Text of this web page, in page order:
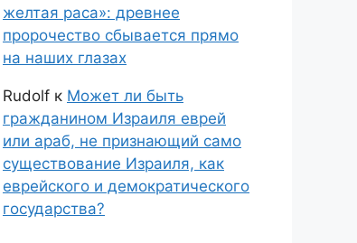
желтая раса»: древнее
пророчество сбывается прямо
на наших глазах
Rudolf к Может ли быть
гражданином Израиля еврей
или араб, не признающий само
существование Израиля, как
еврейского и демократического
государства?